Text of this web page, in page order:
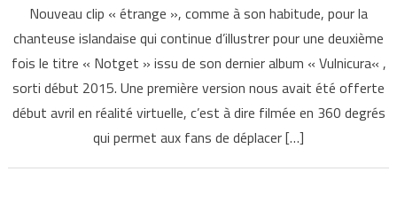
Nouveau clip « étrange », comme à son habitude, pour la
chanteuse islandaise qui continue d’illustrer pour une deuxième
fois le titre « Notget » issu de son dernier album « Vulnicura« ,
sorti début 2015. Une première version nous avait été offerte
début avril en réalité virtuelle, c’est à dire filmée en 360 degrés
qui permet aux fans de déplacer […]